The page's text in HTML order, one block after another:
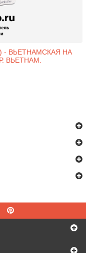
- ВЬЕТНАМСКАЯ НА
ВЬЕТНАМ.